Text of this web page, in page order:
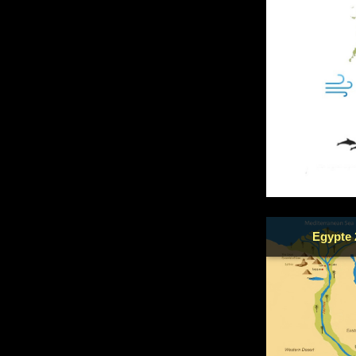
Egypte